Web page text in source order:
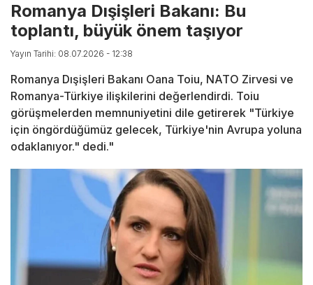
Romanya Dışişleri Bakanı: Bu
toplantı, büyük önem taşıyor
Yayın Tarihi: 08.07.2026 - 12:38
Romanya Dışişleri Bakanı Oana Toiu, NATO Zirvesi ve
Romanya-Türkiye ilişkilerini değerlendirdi. Toiu
görüşmelerden memnuniyetini dile getirerek "Türkiye
için öngördüğümüz gelecek, Türkiye'nin Avrupa yoluna
odaklanıyor." dedi."